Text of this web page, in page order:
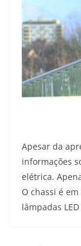
Apesar da
informações
elétrica.
O chassi é
lâmpadas